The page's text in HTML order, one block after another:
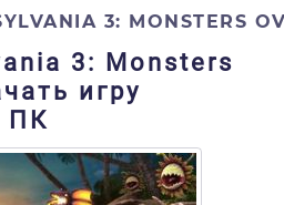
3: MONSTERS
3: Monsters
игру
ПК